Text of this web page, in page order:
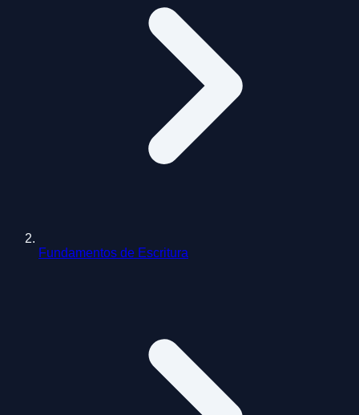
Fundamentos de Escritura